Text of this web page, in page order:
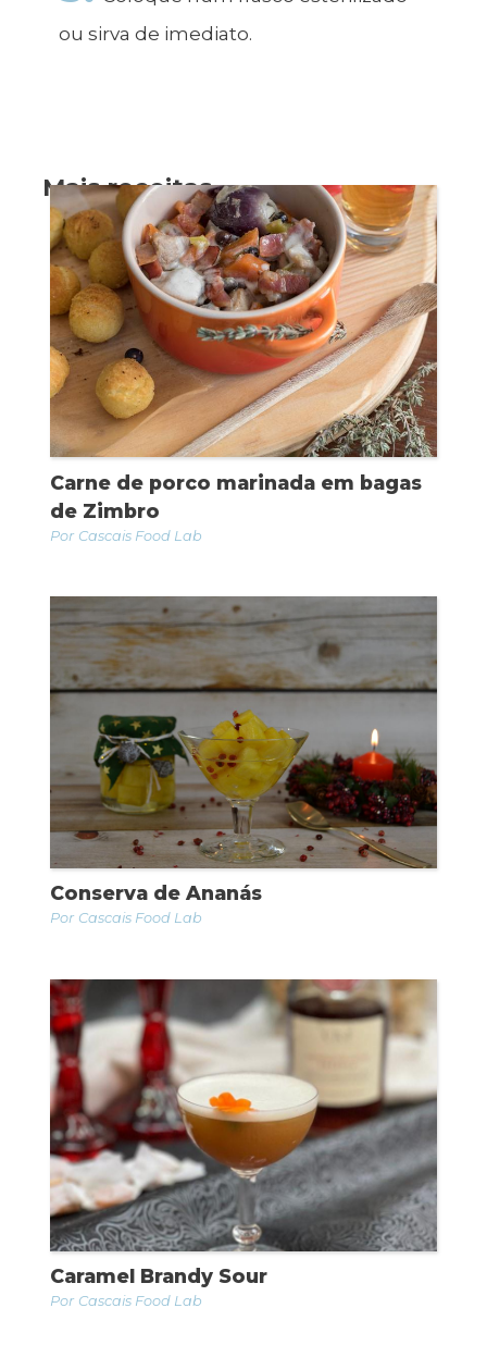
ou sirva de imediato.
Mais receitas
Carne de porco marinada em bagas
de Zimbro
Cascais Food Lab
Conserva de Ananás
Cascais Food Lab
Caramel Brandy Sour
Cascais Food Lab